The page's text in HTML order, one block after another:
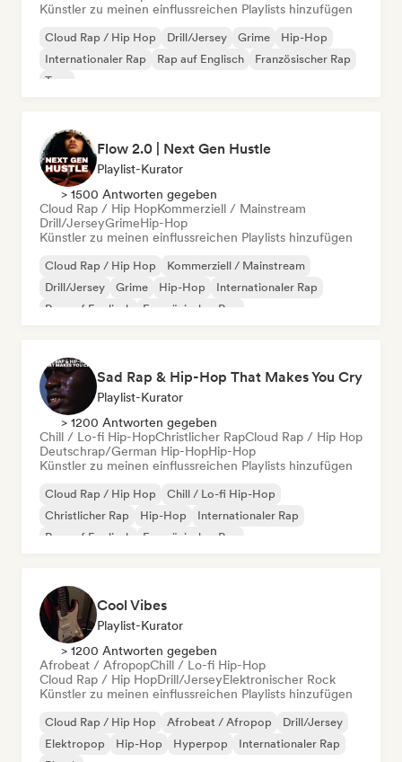
Künstler zu meinen einflussreichen Playlists hinzufügen
Cloud Rap / Hip Hop Drill/Jersey Grime
Hip-Hop
Internationaler Rap
Rap auf Englisch
Französischer Rap
Trap
Flow 2.0 | Next Gen Hustle
Playlist-Kurator
> 1500 Antworten gegeben
Cloud Rap / Hip HopKommerziell / Mainstream
Drill/JerseyGrimeHip-Hop
Künstler zu meinen einflussreichen Playlists hinzufügen
Cloud Rap / Hip Hop
Kommerziell / Mainstream
Drill/Jersey
Grime Hip-Hop
Internationaler Rap
Rap auf Englisch
Französischer Rap
Sad Rap & Hip-Hop That Makes You Cry
Playlist-Kurator
> 1200 Antworten gegeben
Chill / Lo-fi Hip-HopChristlicher RapCloud Rap / Hip Hop
Deutschrap/German Hip-HopHip-Hop
Künstler zu meinen einflussreichen Playlists hinzufügen
Cloud Rap / Hip Hop
Chill / Lo-fi Hip-Hop
Christlicher Rap
Hip-Hop
Internationaler Rap
Rap auf Englisch
Französischer Rap
Cool Vibes
Playlist-Kurator
> 1200 Antworten gegeben
Afrobeat / AfropopChill / Lo-fi Hip-Hop
Cloud Rap / Hip HopDrill/JerseyElektronischer Rock
Künstler zu meinen einflussreichen Playlists hinzufügen
Cloud Rap / Hip Hop Afrobeat / Afropop
Drill/Jersey
Elektropop
Hip-Hop Hyperpop
Internationaler Rap